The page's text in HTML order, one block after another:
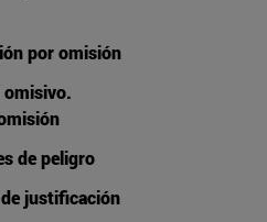
por omisión
omisivo.
de peligro
justificación